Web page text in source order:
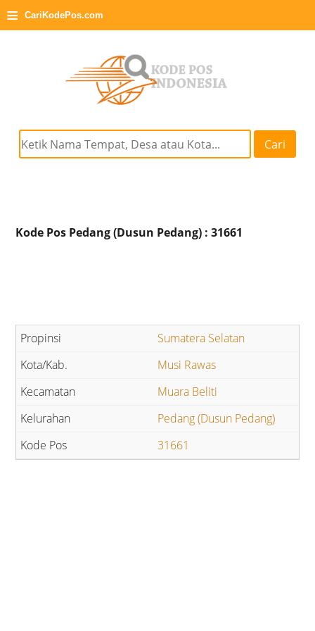
≡ CariKodePos.com
Cari
Kode Pos Pedang (Dusun Pedang) : 31661
Sumatera Selatan
Musi Rawas
Muara Beliti
Pedang (Dusun Pedang)
31661